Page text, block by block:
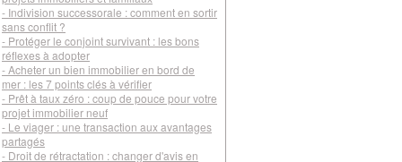
- Indivision successorale : comment en sortir
sans conflit ?
- Protéger le conjoint survivant : les bons
réflexes à adopter
- Acheter un bien immobilier en bord de
mer : les 7 points clés à vérifier
- Prêt à taux zéro : coup de pouce pour votre
projet immobilier neuf
- Le viager : une transaction aux avantages
partagés
- Droit de rétractation : changer d'avis en